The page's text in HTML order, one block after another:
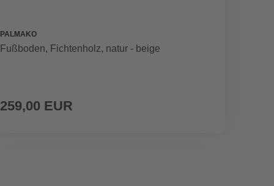
PALMAKO
Fußboden, Fichtenholz, natur - beige
259,00 EUR